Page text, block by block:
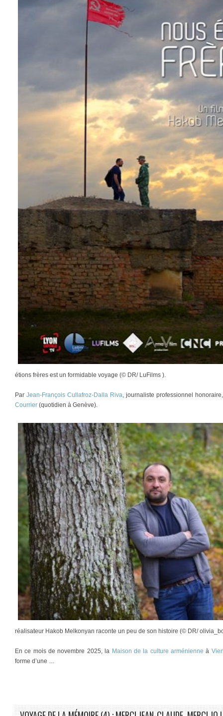
étions frères est un formidable voyage (© DR/ LuFilms ).
Par Jean-François Cullafroz-Dalla Riva , journaliste professionnel
Courrier (quotidien à Genève).
réalisateur Hakob Melkonyan raconte un peu de son histoire (© DR/
En ce mois de novembre 2025, la Maison de la culture arménienneà
forme d’une …